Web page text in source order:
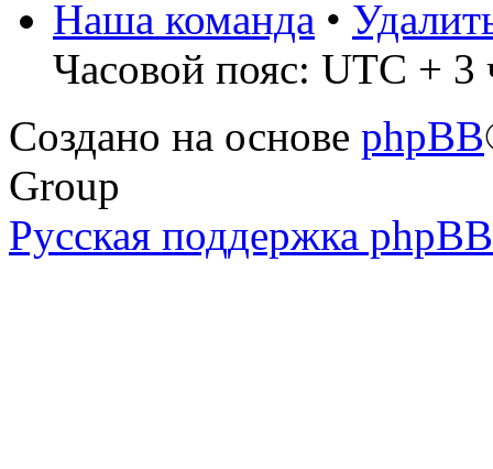
Наша команда •
Часовой пояс: UTC + 3
Создано на основе phpBB
Group
Русская поддержка phpBB